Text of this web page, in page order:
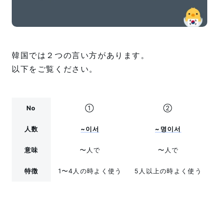
韓国では２つの言い方があります。
以下をご覧ください。
No ① ②
人数 ~이서 ~명이서
意味 〜人で 〜人で
特徴 1〜4人の時よく使う 5人以上の時よく使う